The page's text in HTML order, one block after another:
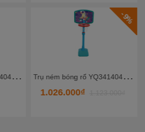
T
rụ ném bóng rổ YQ341404_2 - HKCBR8
- 11%
T
rụ ném bóng rổ YQ3513101-6 - HKCBR6
1.944.000₫